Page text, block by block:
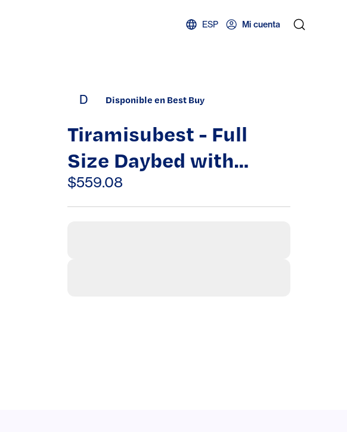
ESP Mi cuenta
D Disponible en Best Buy
Tiramisubest - Full
Size Daybed with
Drawers Upholstered
Tufted Sofa Bed,
$559.08